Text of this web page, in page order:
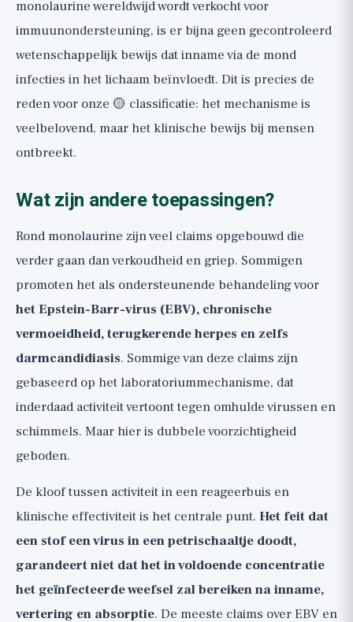
monolaurine wereldwijd wordt verkocht voor
immuunondersteuning, is er bijna geen gecontroleerd
wetenschappelijk bewijs dat inname via de mond
infecties in het lichaam beïnvloedt. Dit is precies de
reden voor onze 🟡 classificatie: het mechanisme is
veelbelovend, maar het klinische bewijs bij mensen
ontbreekt.
Wat zijn andere toepassingen?
Rond monolaurine zijn veel claims opgebouwd die
verder gaan dan verkoudheid en griep. Sommigen
promoten het als ondersteunende behandeling voor
het Epstein-Barr-virus (EBV), chronische
vermoeidheid, terugkerende herpes en zelfs
darmcandidiasis. Sommige van deze claims zijn
gebaseerd op het laboratoriummechanisme, dat
inderdaad activiteit vertoont tegen omhulde virussen en
schimmels. Maar hier is dubbele voorzichtigheid
geboden.
De kloof tussen activiteit in een reageerbuis en
klinische effectiviteit is het centrale punt. Het feit dat
een stof een virus in een petrischaaltje doodt,
garandeert niet dat het in voldoende concentratie
het geïnfecteerde weefsel zal bereiken na inname,
vertering en absorptie. De meeste claims over EBV en